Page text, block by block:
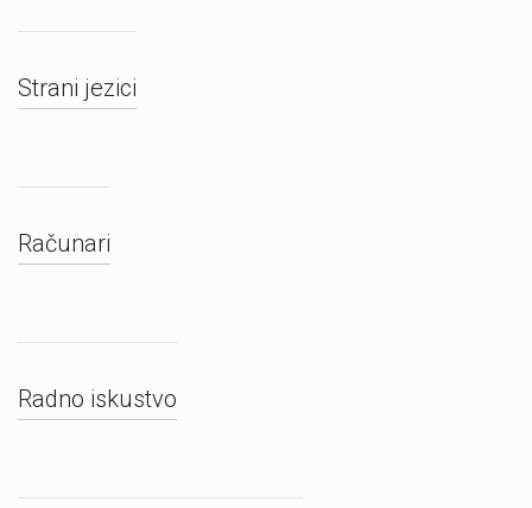
Strani jezici
Računari
Radno iskustvo